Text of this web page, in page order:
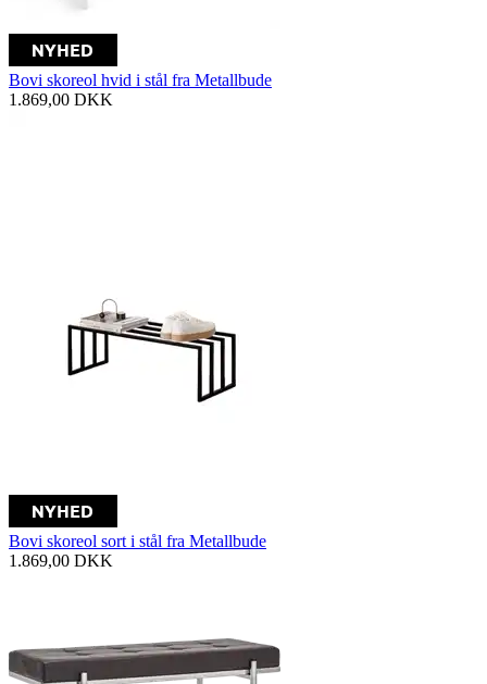
Bovi skoreol hvid i stål fra Metallbude
1.869,00 DKK
Bovi skoreol sort i stål fra Metallbude
1.869,00 DKK